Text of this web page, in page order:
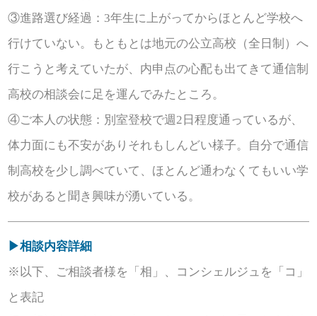
③進路選び経過：3年生に上がってからほとんど学校へ
行けていない。もともとは地元の公立高校（全日制）へ
行こうと考えていたが、内申点の心配も出てきて通信制
高校の相談会に足を運んでみたところ。
④ご本人の状態：別室登校で週2日程度通っているが、
体力面にも不安がありそれもしんどい様子。自分で通信
制高校を少し調べていて、ほとんど通わなくてもいい学
校があると聞き興味が湧いている。
▶相談内容詳細
※以下、ご相談者様を「相」、コンシェルジュを「コ」
と表記